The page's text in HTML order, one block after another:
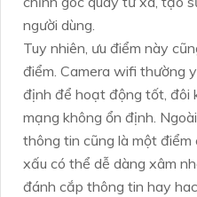
người dùng.
Tuy nhiên, ưu điểm này
điểm. Camera wifi thường
định để hoạt động tốt, đôi
mạng không ổn định.
thông tin cũng là một điểm
xấu có thể dễ dàng xâm
đánh cắp thông tin hay